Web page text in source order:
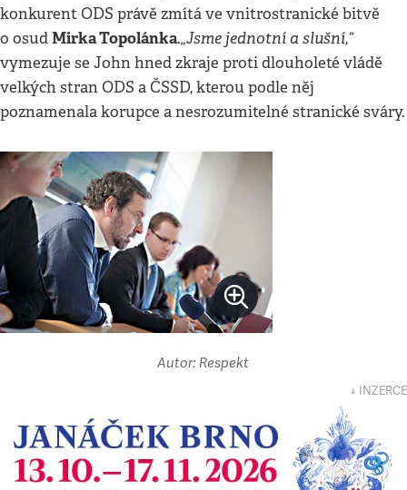
konkurent ODS právě zmítá ve vnitrostranické bitvě
o osudMirka Topolánka.„Jsme jednotní a slušní,“
vymezuje se John hned zkraje proti dlouholeté vládě
velkých stran ODS a ČSSD, kterou podle něj
poznamenala korupce a nesrozumitelné stranické sváry.
Autor: Respekt
↓ INZERCE